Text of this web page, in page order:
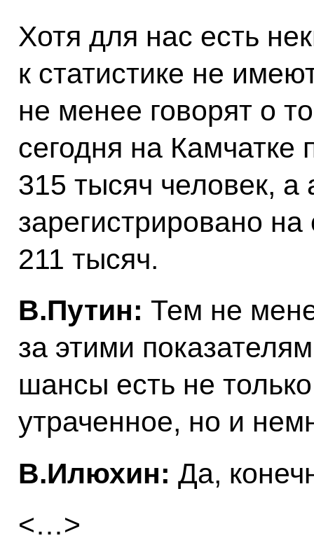
Хотя для нас есть
к статистике не
не менее говорят о
сегодня на Камчатке
315 тысяч человек, а
зарегистрировано
211 тысяч.
В.Путин: Тем не
за этими
шансы есть не
утраченное, но и
В.Илюхин: Да,
<…>